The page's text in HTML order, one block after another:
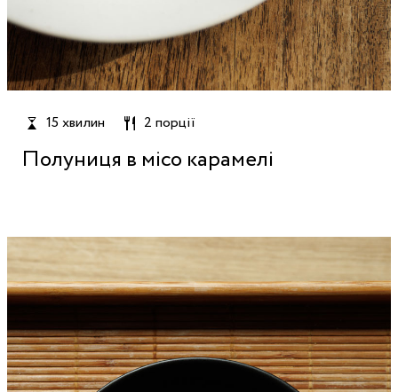
15 хвилин 2 порції
Полуниця в місо карамелі